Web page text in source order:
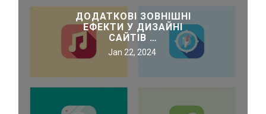
ДОДАТКОВІ ЗОВНІШНІ
ЕФЕКТИ У ДИЗАЙНІ
САЙТІВ …
Jan 22, 2024